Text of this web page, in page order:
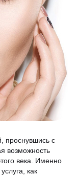
проснувшись с
возможность
века. Именно
как